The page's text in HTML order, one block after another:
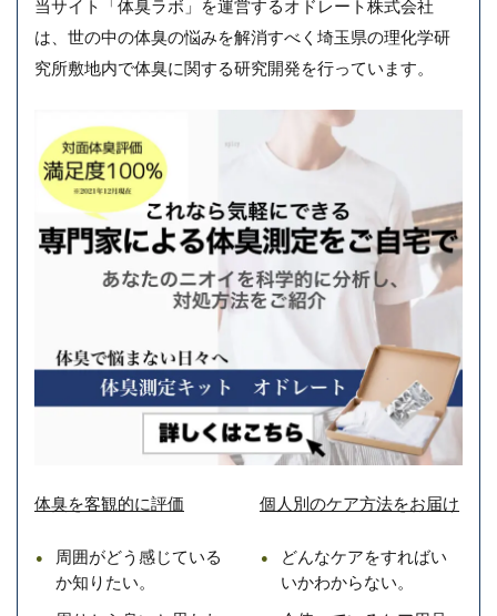
当サイト「体臭ラボ」を運営するオドレート株式会社
は、世の中の体臭の悩みを解消すべく埼玉県の理化学研
究所敷地内で体臭に関する研究開発を行っています。
体臭を客観的に評価
周囲がどう感じている
か知りたい。
個人別のケア方法をお届け
どんなケアをすればい
いかわからない。